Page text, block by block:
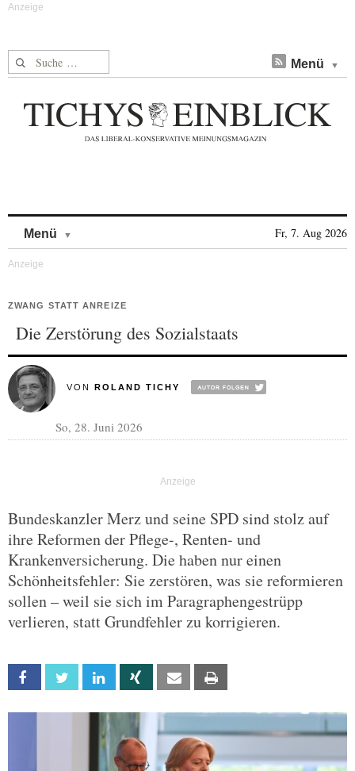
Suche nach: Menü
Menü Fr, 7. Aug 2026
ZWANG STATT ANREIZE
Die Zerstörung des Sozialstaats
VON ROLAND TICHY
So, 28. Juni 2026
Bundeskanzler Merz und seine SPD sind stolz auf
ihre Reformen der Pflege-, Renten- und
Krankenversicherung. Die haben nur einen
Schönheitsfehler: Sie zerstören, was sie reformieren
sollen – weil sie sich im Paragraphengestrüpp
verlieren, statt Grundfehler zu korrigieren.
Facebook Twitter Linkedin Xing Email